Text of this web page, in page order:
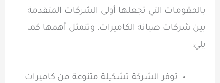
بالمقومات التي تجعلها أولى الشركات المتقدمة
بين شركات صيانة الكاميرات، وتتمثل أهمها كما
يلي:
توفر الشركة تشكيلة متنوعة من كاميرات